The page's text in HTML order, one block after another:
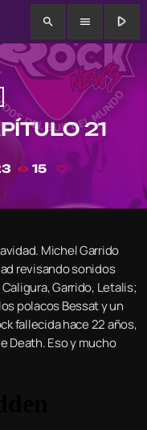
search menu play_arrow
21
15
Michel Garrido
revisando sonidos
Garrido, Letalis;
polacos Bessat y un
fallecida hace 22 años,
Death. Eso y mucho